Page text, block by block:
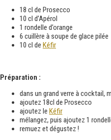
18 cl de Prosecco
10 cl d’Apérol
1 rondelle d’orange
6 cuillère à soupe de glace pilée
10 cl de Kéfir
Préparation :
dans un grand verre à cocktail,
ajoutez 18cl de Prosecco
ajoutez le Kéfir
mélangez, puis ajoutez 1
remuez et dégustez !